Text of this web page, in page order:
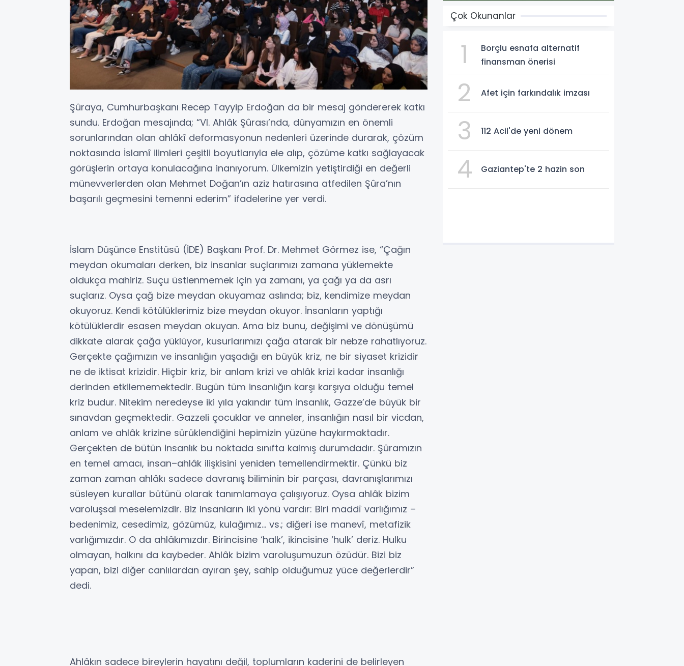
Şûraya, Cumhurbaşkanı Recep Tayyip Erdoğan da bir mesaj göndererek katkı
sundu. Erdoğan mesajında; “VI. Ahlâk Şûrası’nda, dünyamızın en önemli
sorunlarından olan ahlâkî deformasyonun nedenleri üzerinde durarak, çözüm
noktasında İslamî ilimleri çeşitli boyutlarıyla ele alıp, çözüme katkı sağlayacak
görüşlerin ortaya konulacağına inanıyorum. Ülkemizin yetiştirdiği en değerli
münevverlerden olan Mehmet Doğan’ın aziz hatırasına atfedilen Şûra’nın
başarılı geçmesini temenni ederim” ifadelerine yer verdi.
İslam Düşünce Enstitüsü (İDE) Başkanı Prof. Dr. Mehmet Görmez ise, “Çağın
meydan okumaları derken, biz insanlar suçlarımızı zamana yüklemekte
oldukça mahiriz. Suçu üstlenmemek için ya zamanı, ya çağı ya da asrı
suçlarız. Oysa çağ bize meydan okuyamaz aslında; biz, kendimize meydan
okuyoruz. Kendi kötülüklerimiz bize meydan okuyor. İnsanların yaptığı
kötülüklerdir esasen meydan okuyan. Ama biz bunu, değişimi ve dönüşümü
dikkate alarak çağa yüklüyor, kusurlarımızı çağa atarak bir nebze rahatlıyoruz.
Gerçekte çağımızın ve insanlığın yaşadığı en büyük kriz, ne bir siyaset krizidir
ne de iktisat krizidir. Hiçbir kriz, bir anlam krizi ve ahlâk krizi kadar insanlığı
derinden etkilememektedir. Bugün tüm insanlığın karşı karşıya olduğu temel
kriz budur. Nitekim neredeyse iki yıla yakındır tüm insanlık, Gazze’de büyük bir
sınavdan geçmektedir. Gazzeli çocuklar ve anneler, insanlığın nasıl bir vicdan,
anlam ve ahlâk krizine sürüklendiğini hepimizin yüzüne haykırmaktadır.
Gerçekten de bütün insanlık bu noktada sınıfta kalmış durumdadır. Şûramızın
en temel amacı, insan–ahlâk ilişkisini yeniden temellendirmektir. Çünkü biz
zaman zaman ahlâkı sadece davranış biliminin bir parçası, davranışlarımızı
süsleyen kurallar bütünü olarak tanımlamaya çalışıyoruz. Oysa ahlâk bizim
varoluşsal meselemizdir. Biz insanların iki yönü vardır: Biri maddî varlığımız –
bedenimiz, cesedimiz, gözümüz, kulağımız… vs.; diğeri ise manevî, metafizik
varlığımızdır. O da ahlâkımızdır. Birincisine ‘halk’, ikincisine ‘hulk’ deriz. Hulku
olmayan, halkını da kaybeder. Ahlâk bizim varoluşumuzun özüdür. Bizi biz
yapan, bizi diğer canlılardan ayıran şey, sahip olduğumuz yüce değerlerdir”
dedi.
Ahlâkın sadece bireylerin hayatını değil, toplumların kaderini de belirleyen
Çok Okunanlar
1
Borçlu esnafa alternatif
finansman önerisi
2 Afet için farkındalık imzası
3 112 Acil'de yeni dönem
4 Gaziantep'te 2 hazin son